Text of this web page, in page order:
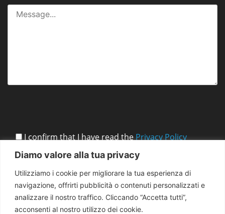
Diamo valore alla tua privacy
Utilizziamo i cookie per migliorare la tua esperienza di
navigazione, offrirti pubblicità o contenuti personalizzati e
analizzare il nostro traffico. Cliccando “Accetta tutti”,
acconsenti al nostro utilizzo dei cookie.
I confirm that I have read the Privacy Policy